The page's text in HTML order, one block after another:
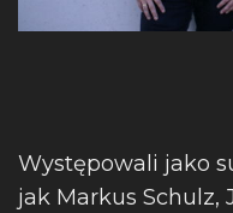
Występowali jako
jak Markus Schulz,